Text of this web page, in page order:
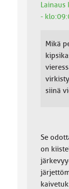
Lainaus
-
Mikä
siinä
Se
on